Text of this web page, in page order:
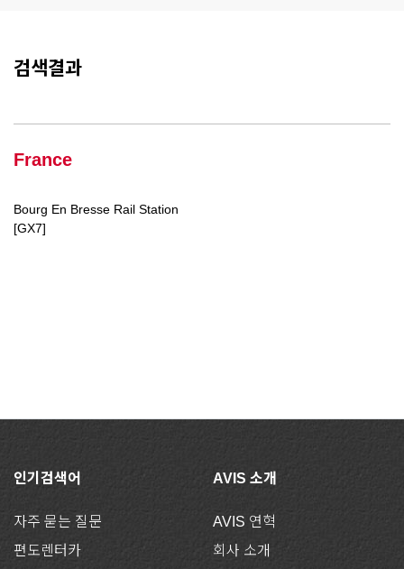
검색결과
France
Bourg En Bresse Rail Station
[GX7]
인기검색어
자주 묻는 질문
편도렌터카
AVIS 소개
AVIS 연혁
회사 소개